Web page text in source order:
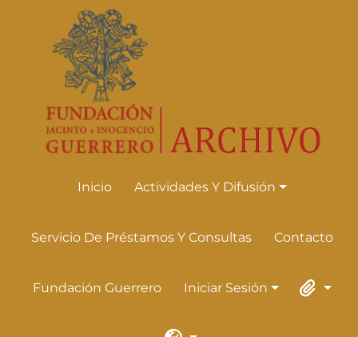
Skip to main content
Inicio Actividades Y Difusión
Actividades Y Difusión
Servicio De Préstamos Y Consultas Contacto
Fundación Guerrero Iniciar Sesión
Iniciar Sesión